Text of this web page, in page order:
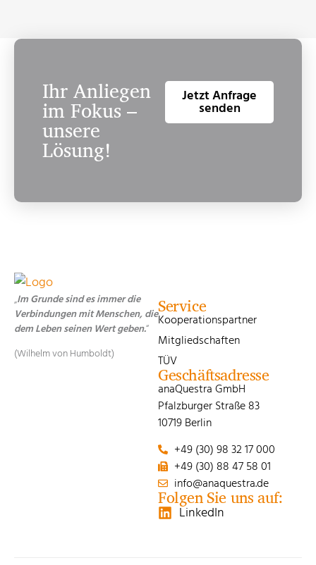
Ihr Anliegen
im Fokus –
unsere
Lösung!
Jetzt Anfrage
senden
„Im Grunde sind es immer die
Verbindungen mit Menschen, die
dem Leben seinen Wert geben.“
(Wilhelm von Humboldt)
Service
Kooperationspartner
Mitgliedschaften
TÜV
Geschäftsadresse
anaQuestra GmbH
Pfalzburger Straße 83
10719 Berlin
+49 (30) 98 32 17 000
+49 (30) 88 47 58 01
info@anaquestra.de
Folgen Sie uns auf:
LinkedIn